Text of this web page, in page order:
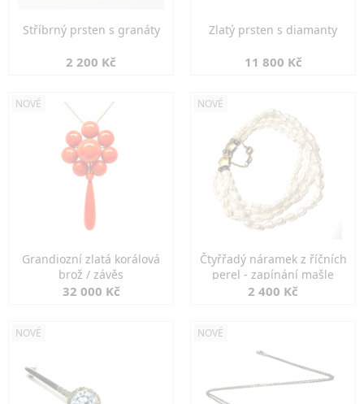
Stříbrný prsten s granáty
2 200 Kč
Zlatý prsten s diamanty
11 800 Kč
NOVÉ
Grandiozní zlatá korálová
brož / závěs
32 000 Kč
NOVÉ
Čtyřřadý náramek z říčních
perel - zapínání mašle
2 400 Kč
NOVÉ NOVÉ